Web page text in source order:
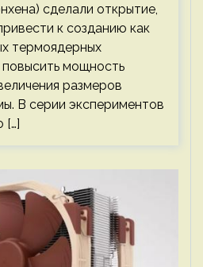
сделали открытие,
к созданию как
термоядерных
мощность
размеров
В серии экспериментов
[…]